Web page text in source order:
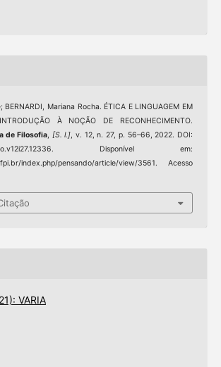
BERNARDI, Mariana Rocha. ÉTICA E LINGUAGEM EM
À NOÇÃO DE RECONHECIMENTO.
de Filosofia, [S. l.], v. 12, n. 27, p. 56–66, 2022. DOI:
Disponível em:
index.php/pensando/article/view/3561. Acesso
VARIA